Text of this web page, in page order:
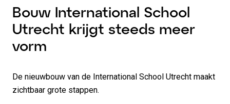
Bouw International School
Utrecht krijgt steeds meer
vorm
De nieuwbouw van de International School Utrecht maakt
zichtbaar grote stappen.